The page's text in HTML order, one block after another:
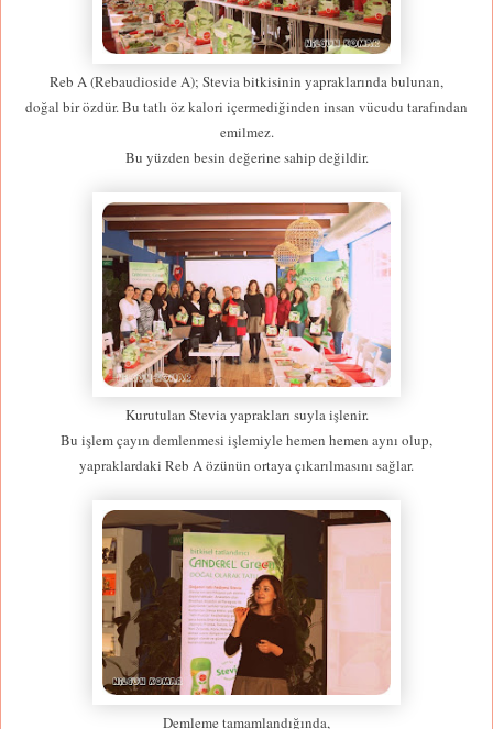
Reb A (Rebaudioside A); Stevia bitkisinin yapraklarında bulunan,
doğal bir özdür. Bu tatlı öz kalori içermediğinden insan vücudu tarafından
emilmez.
Bu yüzden besin değerine sahip değildir.
Kurutulan Stevia yaprakları suyla işlenir.
Bu işlem çayın demlenmesi işlemiyle hemen hemen aynı olup,
yapraklardaki Reb A özünün ortaya çıkarılmasını sağlar.
Demleme tamamlandığında,